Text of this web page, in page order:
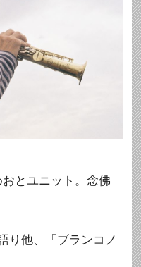
とユニット。念佛
り他、「ブランコノ